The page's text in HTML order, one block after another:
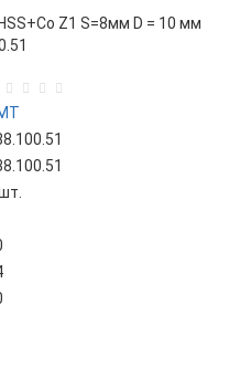
Z1 S=8мм D = 10 мм